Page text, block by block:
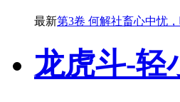
最新第3卷 何解社畜心中忧
龙虎斗-轻